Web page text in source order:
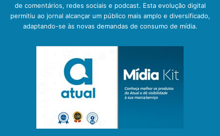
de comentários, redes sociais e podcast. Esta evolução digital
permitiu ao jornal alcançar um público mais amplo e diversificado,
adaptando-se às novas demandas de consumo de mídia.